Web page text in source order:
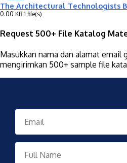
The Architectural Technologists
0.00 KB 1 file(s)
Request 500+ File Katalog
Masukkan nama dan alamat email
mengirimkan 500+ sample file